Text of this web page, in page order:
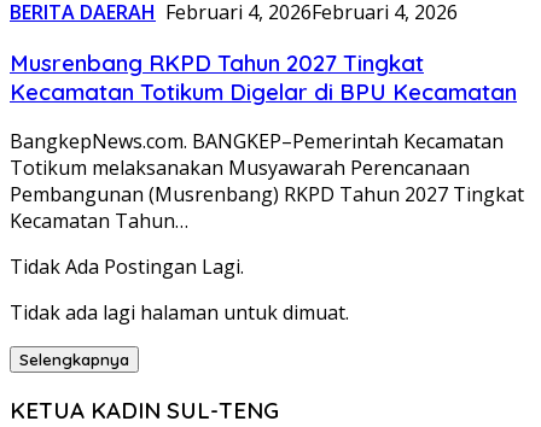
BERITA DAERAH Februari 4, 2026Februari 4, 2026
Musrenbang RKPD Tahun 2027 Tingkat
Kecamatan Totikum Digelar di BPU Kecamatan
BangkepNews.com. BANGKEP–Pemerintah Kecamatan
Totikum melaksanakan Musyawarah Perencanaan
Pembangunan (Musrenbang) RKPD Tahun 2027 Tingkat
Kecamatan Tahun…
Tidak Ada Postingan Lagi.
Tidak ada lagi halaman untuk dimuat.
Selengkapnya
KETUA KADIN SUL-TENG